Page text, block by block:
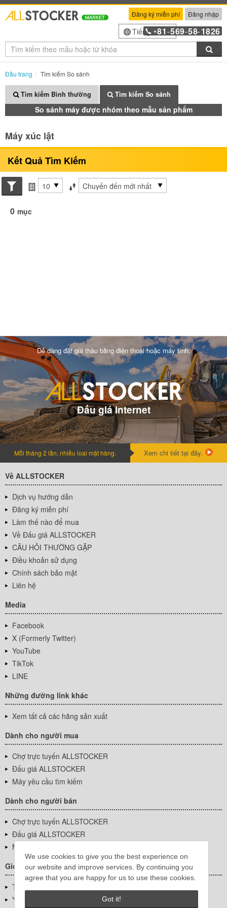
We use cookies to give you the best experience on
our website and improve services. By continuing you
agree that you are happy for us to use these cookies.
Got it!
Đăng ký miễn phí Đăng nhập
Tiếng Việt
+81 -569-58-1826
Đầu trang Tìm kiếm So sánh
Tìm kiếm Bình thường Tìm kiếm So sánh
So sánh máy được nhóm theo mẫu sản phẩm
Máy xúc lật
Kết Quả Tìm Kiếm
Search conditions
các mục mỗi trang
Sắp xếp theo
0 mục
Dễ dàng đặt giá thầu bằng điện thoại hoặc máy tính.
Đấu giá internet
Mỗi tháng 2 lần, nhiều loai mặt hàng. Xem chi tiết tại đây.
Về ALLSTOCKER
Dịch vụ hướng dẫn
Đăng ký miễn phí
Làm thế nào để mua
Về Đấu giá ALLSTOCKER
CÂU HỎI THƯỜNG GẶP
Điều khoản sử dụng
Chính sách bảo mật
Liên hệ
Media
Facebook
X (Formerly Twitter)
YouTube
TikTok
LINE
Những đường link khác
Xem tất cả các hãng sản xuất
Dành cho người mua
Chợ trực tuyến ALLSTOCKER
Đấu giá ALLSTOCKER
Máy yêu cầu tìm kiếm
Dành cho người bán
Chợ trực tuyến ALLSTOCKER
Đấu giá ALLSTOCKER
Máy yêu cầu tìm kiếm
Giới thiệu công ty
Thông tin về doanh nghiệp
YUTAKA Inc.